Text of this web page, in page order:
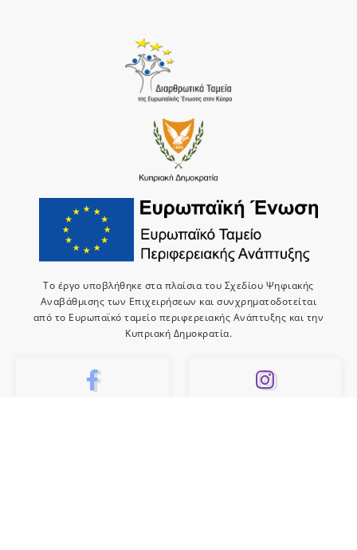
Το έργο υποβλήθηκε στα πλαίσια του Σχεδίου Ψηφιακής
Αναβάθμισης των Επιχειρήσεων και συνχρηματοδοτείται
από το Ευρωπαϊκό ταμείο περιφερειακής Ανάπτυξης και την
Κυπριακή Δημοκρατία.